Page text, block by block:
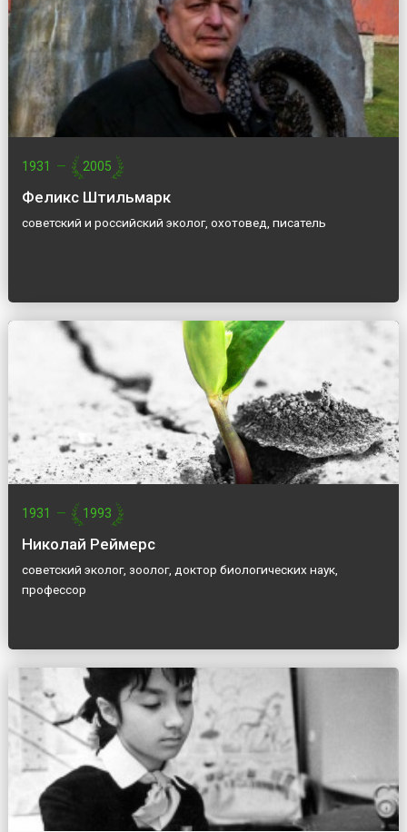
1931 — 2005
Феликс Штильмарк
советский и российский эколог, охотовед, писатель
1931 — 1993
Николай Реймерс
советский эколог, зоолог, доктор биологических наук,
профессор